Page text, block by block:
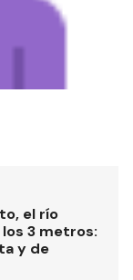
el río
3 metros:
y de